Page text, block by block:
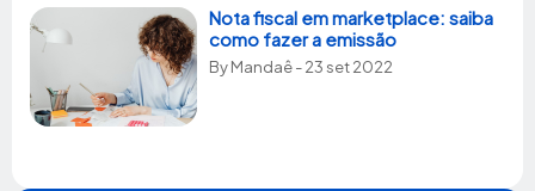
Nota fiscal em marketplace: saiba
como fazer a emissão
ByMandaê- 23 set 2022